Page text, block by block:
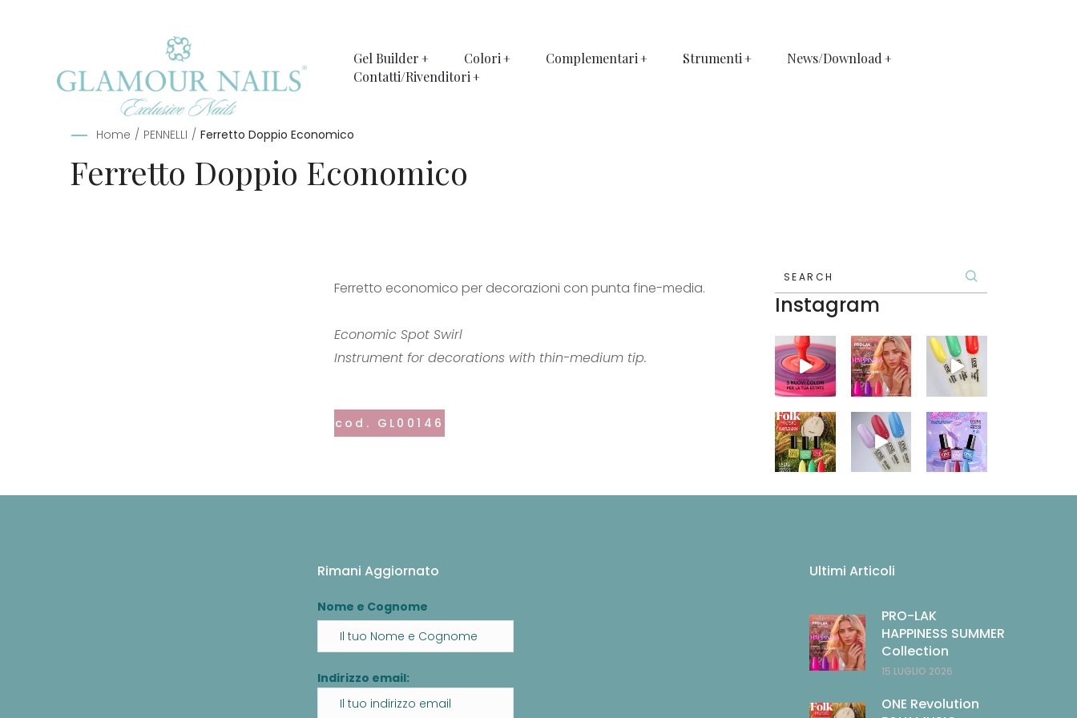
Gel Builder Colori Complementari Strumenti
News/Download
Contatti/Rivenditori
Home / PENNELLI / Ferretto Doppio Economico
Ferretto Doppio Economico
Ferretto economico per decorazioni con punta fine-media.
Economic Spot Swirl
Instrument for decorations with thin-medium tip.
cod. GL00146
SEARCH
Instagram
Rimani Aggiornato
Nome e Cognome
Indirizzo email:
Ultimi Articoli
15 LUGLIO 2026
PRO-LAK
HAPPINESS SUMMER
Collection
ONE Revolution